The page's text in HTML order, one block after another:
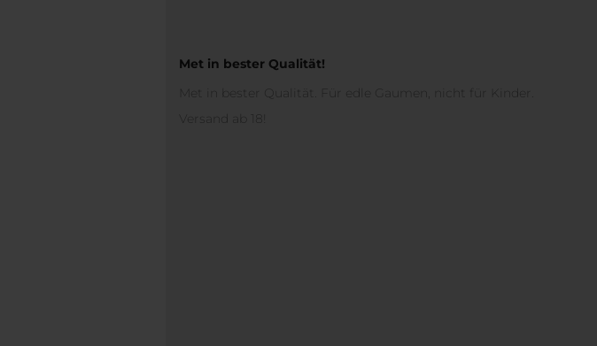
Met in bester Qualität!
Met in bester Qualität. Für edle Gaumen, nicht für Kinder.
Versand ab 18!